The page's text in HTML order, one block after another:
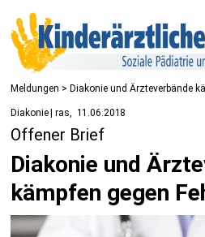
Meldungen > Diakonie und Ärzteverbände
Diakonie | ras 11.06.2018
Offener Brief
Diakonie und
kämpfen gegen